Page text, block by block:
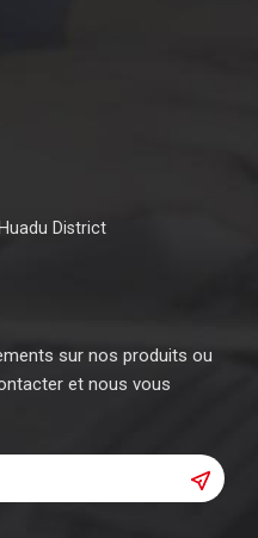
District
sur nos produits ou
et nous vous